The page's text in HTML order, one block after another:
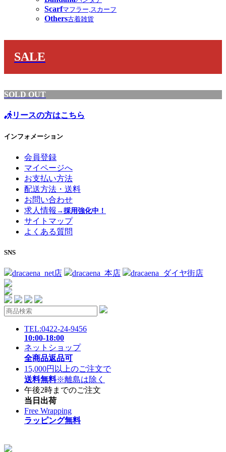
Scarfマフラー,スカーフ
Others古着雑貨
SALE
SOLD OUT
リースの方はこちら
インフォメーション
会員登録
マイページへ
お支払い方法
配送方法・送料
お問い合わせ
求人情報 →採用強化中！
サイトマップ
よくある質問
SNS
dracaena_net店 dracaena_本店 dracaena_ダイヤ街店
TEL:0422-24-9456
10:00-18:00
ネットショップ
全商品返品可
15,000円以上のご注文で
送料無料※離島は除く
午後2時までのご注文
当日出荷
Free Wrapping
ラッピング無料